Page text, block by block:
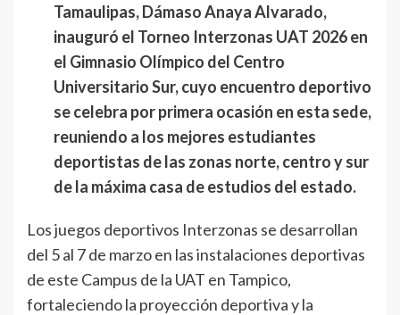
Tamaulipas, Dámaso Anaya Alvarado,
inauguró el Torneo Interzonas UAT 2026 en
el Gimnasio Olímpico del Centro
Universitario Sur, cuyo encuentro deportivo
se celebra por primera ocasión en esta sede,
reuniendo a los mejores estudiantes
deportistas de las zonas norte, centro y sur
de la máxima casa de estudios del estado.
Los juegos deportivos Interzonas se desarrollan
del 5 al 7 de marzo en las instalaciones deportivas
de este Campus de la UAT en Tampico,
fortaleciendo la proyección deportiva y la